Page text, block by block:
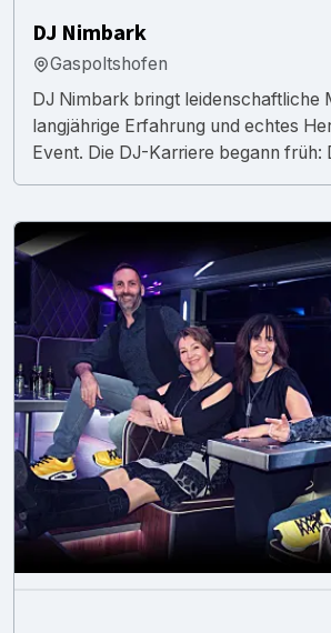
DJ Nimbark
Gaspoltshofen
DJ Nimbark bringt leidenschaftliche
langjährige Erfahrung und echtes
Event. Die DJ-Karriere begann früh: